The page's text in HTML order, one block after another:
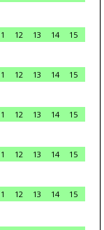
12 13 14
15
12 13 14
15
12 13 14
15
12 13 14
15
12 13 14
15